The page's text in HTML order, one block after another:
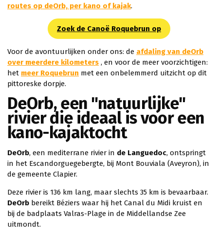
routes op deOrb, per kano of kajak.
Zoek de Canoë Roquebrun op
Voor de avontuurlijken onder ons: de afdaling van deOrb
over meerdere kilometers , en voor de meer voorzichtigen:
het meer Roquebrun met een onbelemmerd uitzicht op dit
pittoreske dorpje.
DeOrb, een "natuurlijke"
rivier die ideaal is voor een
kano-kajaktocht
DeOrb, een mediterrane rivier in de Languedoc, ontspringt
in het Escandorguegebergte, bij Mont Bouviala (Aveyron), in
de gemeente Clapier.
Deze rivier is 136 km lang, maar slechts 35 km is bevaarbaar.
DeOrb bereikt Béziers waar hij het Canal du Midi kruist en
bij de badplaats Valras-Plage in de Middellandse Zee
uitmondt.